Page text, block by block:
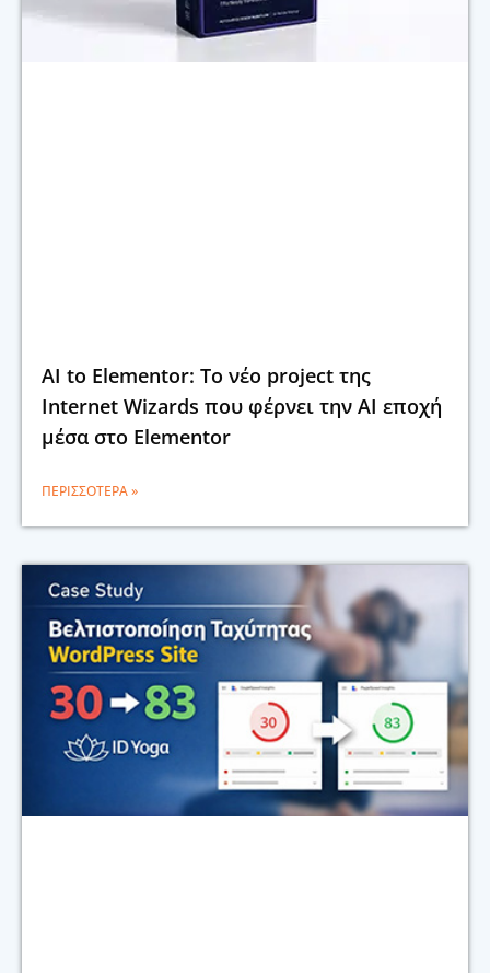
AI to Elementor: Το νέο project της
Internet Wizards που φέρνει την AI εποχή
μέσα στο Elementor
ΠΕΡΙΣΣΌΤΕΡΑ »